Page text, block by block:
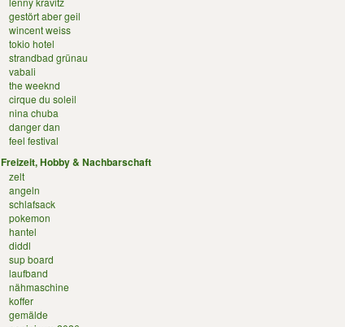
gestört aber geil
wincent weiss
tokio hotel
strandbad grünau
vabali
the weeknd
cirque du soleil
nina chuba
danger dan
feel festival
Freizeit, Hobby & Nachbarschaft
zelt
angeln
schlafsack
pokemon
hantel
diddl
sup board
laufband
nähmaschine
koffer
gemälde